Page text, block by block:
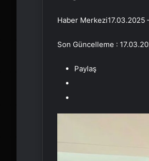
Haber Merkezi17.03.2025
Son Güncelleme :
Paylaş